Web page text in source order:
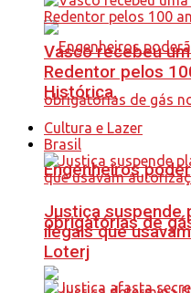
Engenheiros
obrigatórias de
Vasco recebeu
Redentor pelos
Histórica.
Cultura e Lazer
Brasil
Justiça suspende
ilegais que
Loterj